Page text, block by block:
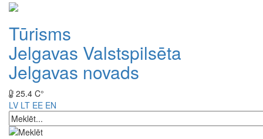
Tūrisms
Jelgavas Valstspilsēta
Jelgavas novads
25.4 C°
LV LT EE EN